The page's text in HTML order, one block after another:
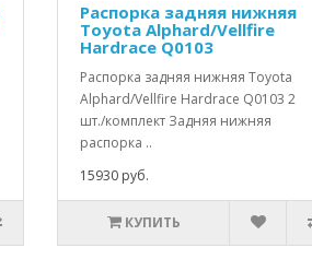
Распорка задняя нижняя
Toyota Alphard/Vellfire
Hardrace Q0103
Распорка задняя нижняя Toyota
Alphard/Vellfire Hardrace Q0103 2
шт./комплект Задняя нижняя
распорка ..
15930 руб.
КУПИТЬ